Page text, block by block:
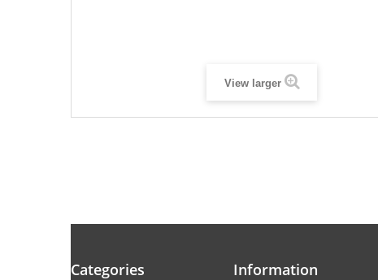
View larger
Categories Information